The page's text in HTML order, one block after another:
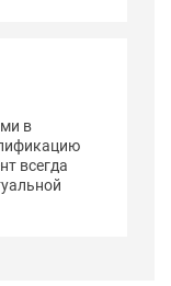
в
всегда